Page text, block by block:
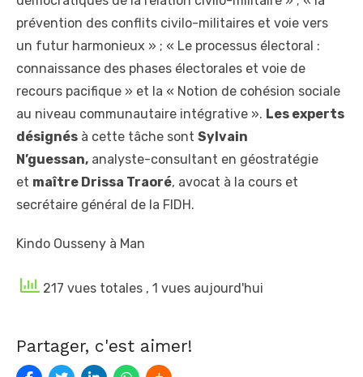
prévention des conflits civilo-militaires et voie vers
un futur harmonieux » ; « Le processus électoral :
connaissance des phases électorales et voie de
recours pacifique » et la « Notion de cohésion sociale
au niveau communautaire intégrative ». Les experts
désignés à cette tâche sont Sylvain
N’guessan, analyste-consultant en géostratégie
et maître Drissa Traoré, avocat à la cours et
secrétaire général de la FIDH.
Kindo Ousseny à Man
217 vues totales , 1 vues aujourd'hui
Partager, c'est aimer!